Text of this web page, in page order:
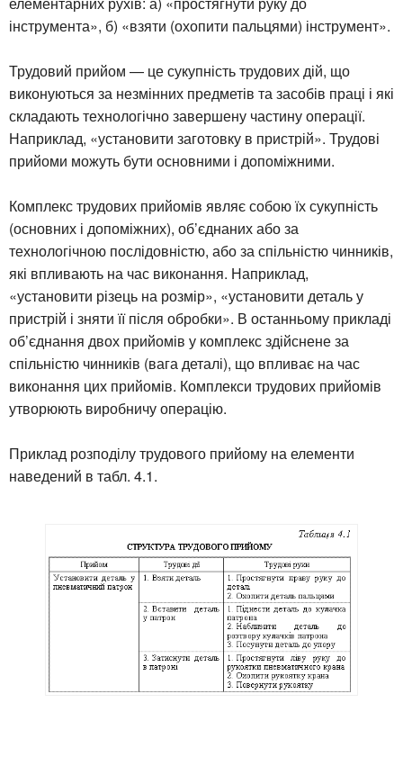
інструмента», б) «взяти (охопити пальцями) інструмент».
Трудовий прийом — це сукупність трудових дій, що
виконуються за незмінних предметів та засобів праці і які
складають технологічно завершену частину операції.
Наприклад, «установити заготовку в пристрій». Трудові
прийоми можуть бути основними і допоміжними.
Комплекс трудових прийомів являє собою їх сукупність
(основних і допоміжних), об’єднаних або за
технологічною послідовністю, або за спільністю чинників,
які впливають на час виконання. Наприклад,
«установити різець на розмір», «установити деталь у
пристрій і зняти її після обробки». В останньому прикладі
об’єднання двох прийомів у комплекс здійснене за
спільністю чинників (вага деталі), що впливає на час
виконання цих прийомів. Комплекси трудових прийомів
утворюють виробничу операцію.
Приклад розподілу трудового прийому на елементи
наведений в табл. 4.1.